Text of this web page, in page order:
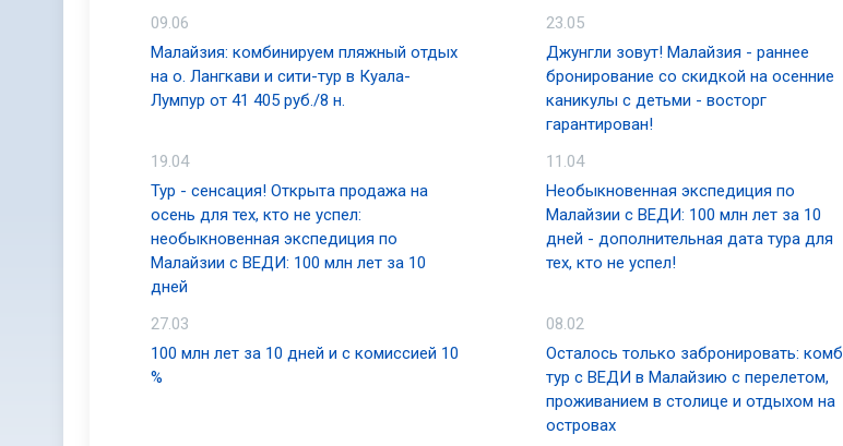
опыт. Наиболее популярным является пазартаму Кота Белуд.
изготовленные вручную подарки.
Питание в Сабахе – это целое приключение. Здесь можно
туземных деликатесов и местных сладостей в более
особенно в Кота Кинабалу. Список оригинальных любимых
Амбуят, Хивана, Тухау и Келупис. Сабах также известен
одной-двумя чашками освежающего чая Сабах или ароматного
Сабах – место многих престижных ежегодных событий.
соревнования по восхождению на гору Кинабалу,
международный марафон Борнео привлекают каждый
привлекающими туристов, является Фестиваль Сабах,
09.06
Малайзия: комбинируем пляжный отдых
на о. Лангкави и сити-тур в Куала-
Лумпур от 41 405 руб./8 н.
23.05
Джунгли зовут! Малайзия - раннее
бронирование со скидкой на осенние
каникулы с детьми - восторг
гарантирован!
19.04
Тур - сенсация! Открыта продажа на
осень для тех, кто не успел:
необыкновенная экспедиция по
Малайзии с ВЕДИ: 100 млн лет за 10
дней
11.04
Необыкновенная экспедиция по
Малайзии с ВЕДИ: 100 млн лет за 10
дней - дополнительная дата тура для
тех, кто не успел!
27.03
100 млн лет за 10 дней и с комиссией 10
%
08.02
Осталось только забронировать:
тур с ВЕДИ в Малайзию с перелетом,
проживанием в столице и отдыхом на
островах